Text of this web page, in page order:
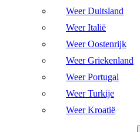
Weer Duitsland
Weer Italië
Weer Oostenrijk
Weer Griekenland
Weer Portugal
Weer Turkije
Weer Kroatië